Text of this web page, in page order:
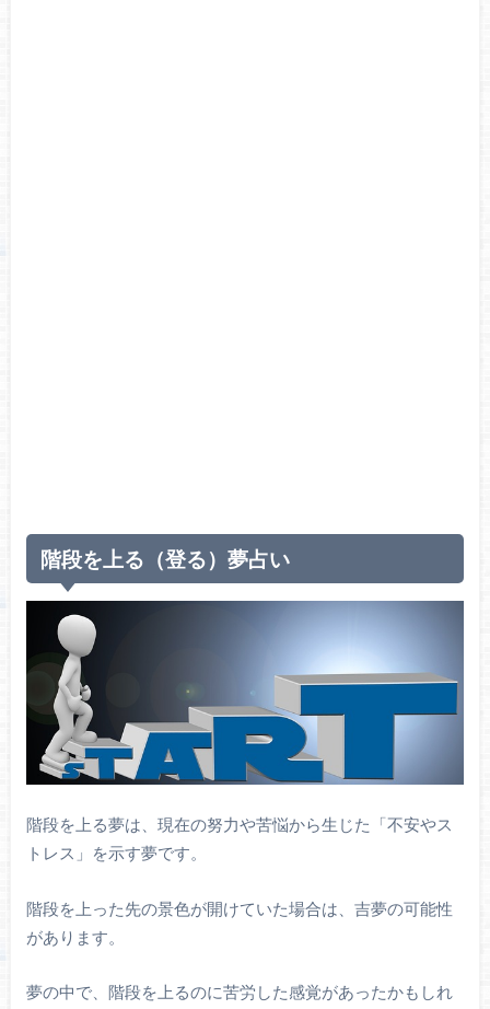
階段を上る（登る）夢占い
階段を上る夢は、現在の努力や苦悩から生じた「不安やス
トレス」を示す夢です。
階段を上った先の景色が開けていた場合は、吉夢の可能性
があります。
夢の中で、階段を上るのに苦労した感覚があったかもしれ